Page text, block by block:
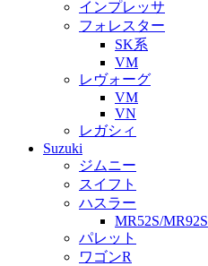
インプレッサ
フォレスター
SK系
VM
レヴォーグ
VM
VN
レガシィ
Suzuki
ジムニー
スイフト
ハスラー
MR52S/MR92S
パレット
ワゴンR